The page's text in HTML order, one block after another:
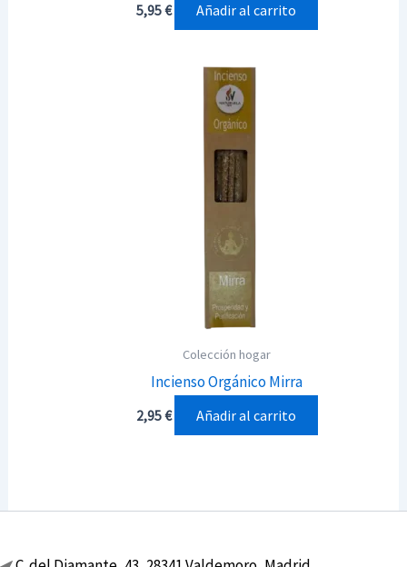
5,95€ Añadir al carrito
Colección hogar
Incienso Orgánico Mirra
2,95€ Añadir al carrito